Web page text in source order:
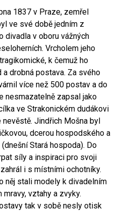
1837 v Praze, zemřel
ve své době jedním z
divadla v oboru vážných
Vrcholem jeho
k čemuž ho
drobná postava. Za svého
více než 500 postav a do
nesmazatelně zapsal jako
ve Strakonickém dudákovi
Jindřich Mošna byl
dcerou hospodského a
Stará hospoda). Do
síly a inspiraci pro svoji
i s místními ochotníky.
něj stali modely k divadelním
vztahy a zvyky.
tak v sobě nesly otisk